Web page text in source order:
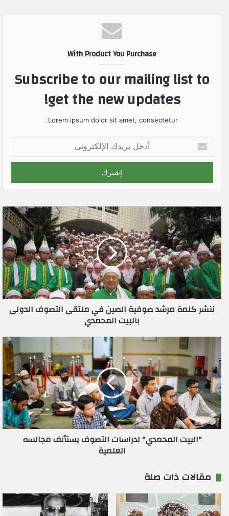
With Product You Purchase
Subscribe to our mailing list to
get the new updates!
Lorem ipsum dolor sit amet, consectetur.
خ
ب
ي
د
ك
ا
ل
إ
ل
ك
ت
و
ننشر كلمة مرشد صوفية الصين في ملتقى التصوف الدولى
بالبيت المحمدي
"البيت المحمدي" لدراسات التصوف يستأنف مجالسه
العلمية
مقالات ذات صلة